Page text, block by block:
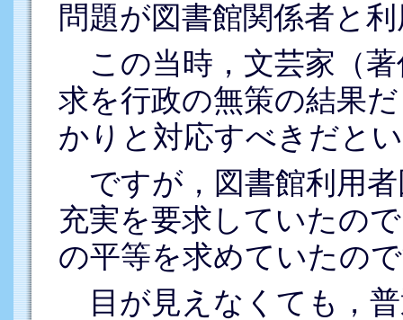
問題が図書館関係者と
この当時，文芸家（
求を行政の無策の結果
かりと対応すべきだと
ですが，図書館利用
充実を要求していたの
の平等を求めていたの
目が見えなくても，